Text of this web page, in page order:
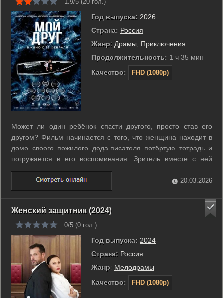
1.9/5 (20 гол.)
Год выпуска: 2026
Страна: Россия
Жанр: Драмы
Приключения
Продолжительность: 1 ч 35 мин
Качество:
FHD (1080p)
Может ли один ребёнок спасти другого, просто став его
другом? Фильм начинается с того, что женщина находит в
доме своего пожилого деда-писателя потёртую тетрадь и
погружается в его воспоминания. Зритель вместе с ней
переносится в послевоенное время, где мальчик Коля с
рождения прикован к постели — он не может ходить, и
сверстники жестоко над ним ...
20.03.2026
Женский защитник (2024)
0/5 (0 гол.)
Год выпуска: 2024
Страна: Россия
Жанр: Мелодрамы
Качество:
FHD (1080p)